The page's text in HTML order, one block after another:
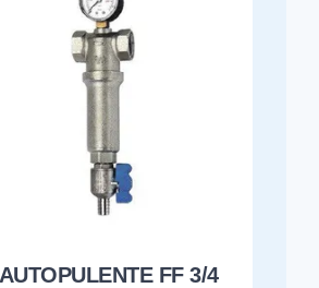
FF 3/4